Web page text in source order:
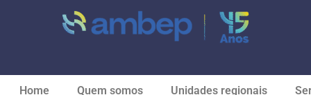
Home Quem somos Unidades regionais